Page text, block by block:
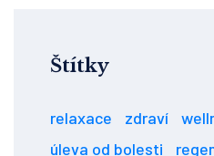
Štítky
relaxace zdraví
úleva od bolesti